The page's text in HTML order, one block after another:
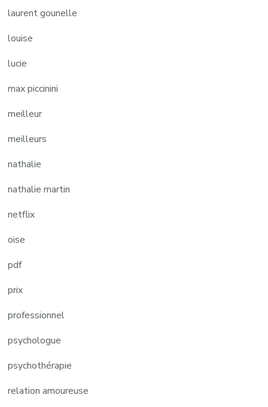
laurent gounelle
louise
lucie
max piccinini
meilleur
meilleurs
nathalie
nathalie martin
netflix
oise
pdf
prix
professionnel
psychologue
psychothérapie
relation amoureuse